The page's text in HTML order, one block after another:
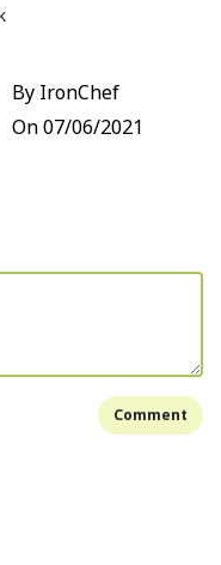
By IronChef
On 07/06/2021
Comment